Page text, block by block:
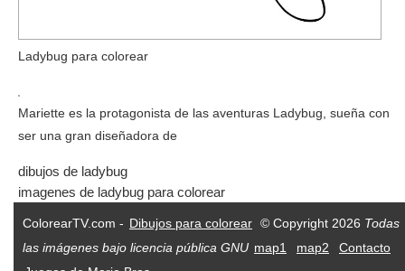
Ladybug para colorear
Mariette es la protagonista de las aventuras Ladybug, sueña con
ser una gran diseñadora de
dibujos de ladybug
imagenes de ladybug para colorear
ColorearTV.com - Dibujos para colorear © Copyright 2026 Todas
las imágenes bajo licencia pública GNU map1 map2
Contacto